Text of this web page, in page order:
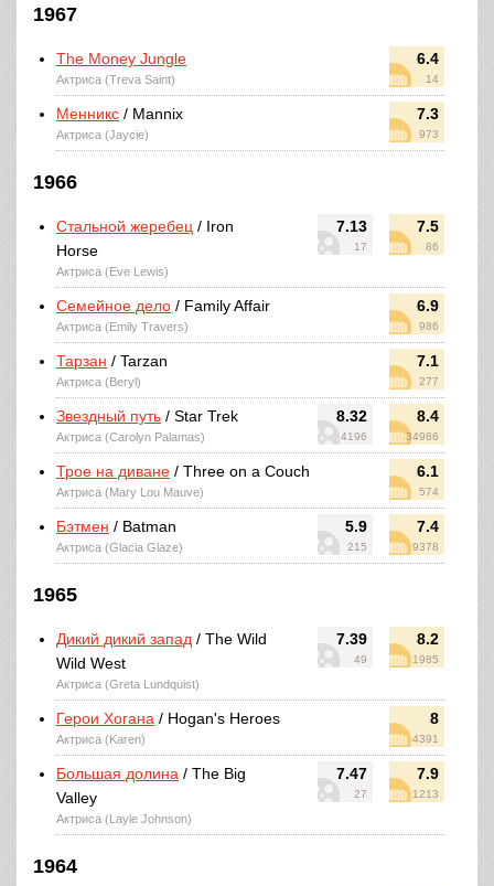
1967
6.4
14
The Money Jungle
Актриса (Treva Saint)
7.3
973
Менникс / Mannix
Актриса (Jaycie)
1966
7.13
17
7.5
86
Стальной жеребец / Iron
Horse
Актриса (Eve Lewis)
6.9
986
Семейное дело / Family Affair
Актриса (Emily Travers)
7.1
277
Тарзан / Tarzan
Актриса (Beryl)
8.32
4196
8.4
34986
Звездный путь / Star Trek
Актриса (Carolyn Palamas)
6.1
574
Трое на диване / Three on a Couch
Актриса (Mary Lou Mauve)
5.9
215
7.4
9378
Бэтмен / Batman
Актриса (Glacia Glaze)
1965
7.39
49
8.2
1985
Дикий дикий запад / The Wild
Wild West
Актриса (Greta Lundquist)
8
4391
Герои Хогана / Hogan's Heroes
Актриса (Karen)
7.47
27
7.9
1213
Большая долина / The Big
Valley
Актриса (Layle Johnson)
1964